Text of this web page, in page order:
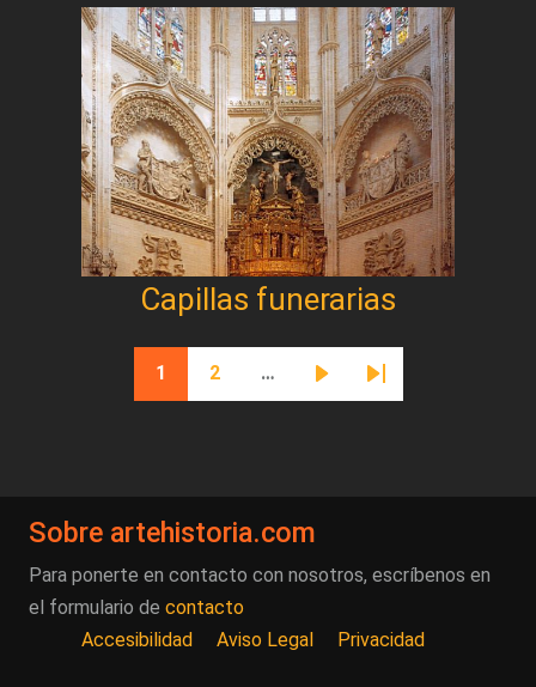
Capillas funerarias
Paginación
Página actual
1
Página
2 …
Siguiente página
Última página
Sobre artehistoria.com
Para ponerte en contacto con nosotros, escríbenos en
el formulario de contacto
Accesibilidad
Aviso Legal Privacidad